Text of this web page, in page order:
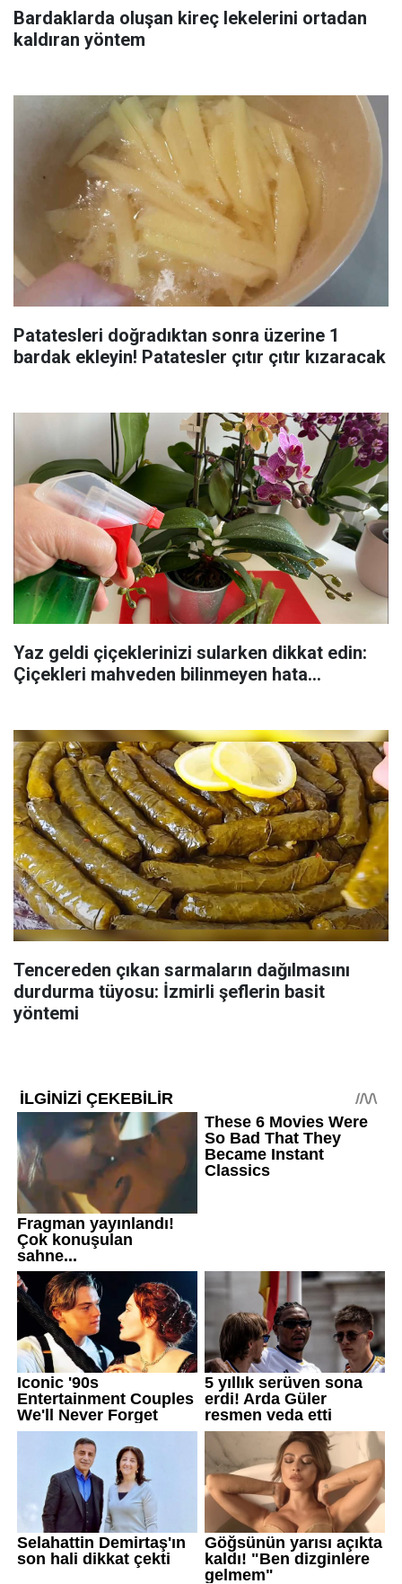
Bardaklarda oluşan kireç lekelerini ortadan
kaldıran yöntem
Patatesleri doğradıktan sonra üzerine 1
bardak ekleyin! Patatesler çıtır çıtır kızaracak
Yaz geldi çiçeklerinizi sularken dikkat edin:
Çiçekleri mahveden bilinmeyen hata...
Tencereden çıkan sarmaların dağılmasını
durdurma tüyosu: İzmirli şeflerin basit
yöntemi